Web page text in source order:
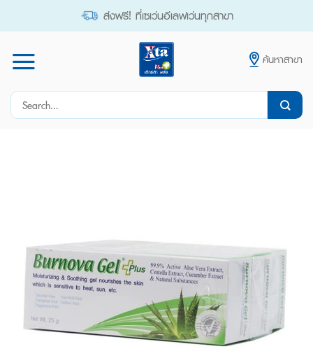
ส่งฟรี! ที่เซเว่นอีเลฟเว่นทุกสาขา
ค้นหาสาขา
Search